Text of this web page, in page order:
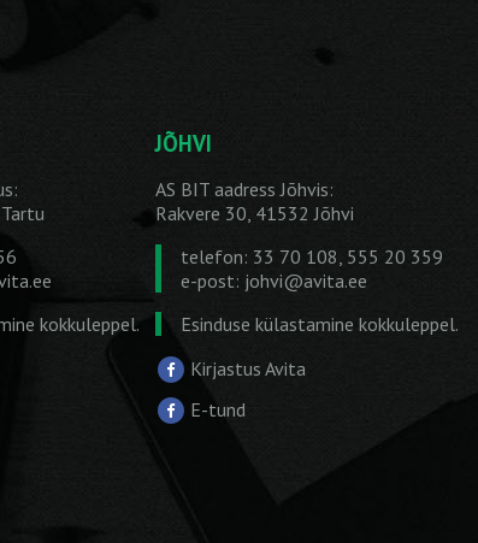
kokkuleppel.
JÕHVI
AS BIT aadress Jõhvis:
Rakvere 30, 41532 Jõhvi
telefon: 33 70 108, 555 20 359
e-post: johvi@avita.ee
Esinduse külastamine kokkuleppel.
Kirjastus Avita
E-tund